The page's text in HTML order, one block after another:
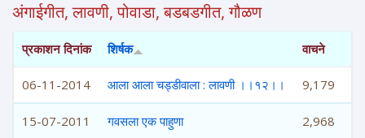
अंगाईगीत, लावणी, पोवाडा, बडबडगीत, गौळण
प्रकाशन दिनांक शिर्षक वाचने
06-11-2014 आला आला चड्डीवाला : लावणी ।।१२।। 9,179
15-07-2011 गवसला एक पाहुणा 2,968